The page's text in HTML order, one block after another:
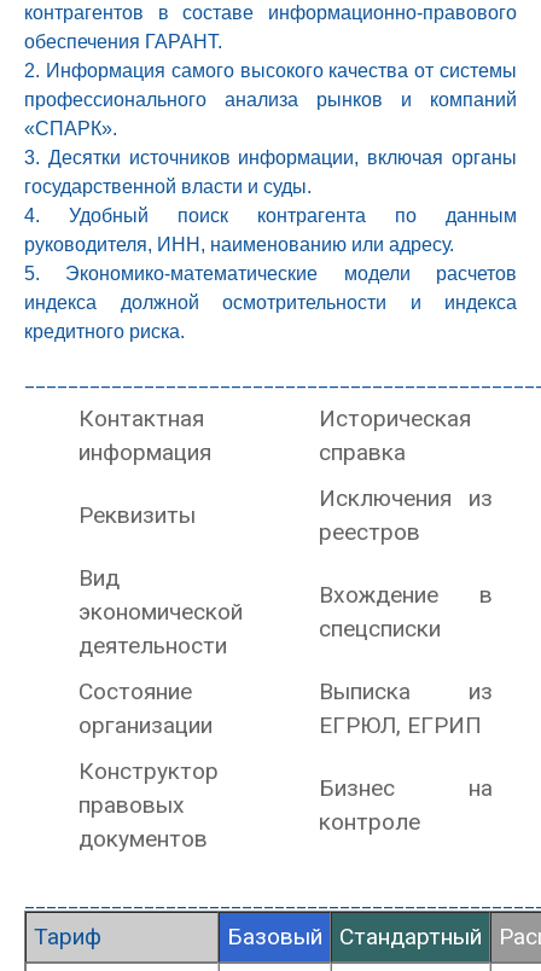
контрагентов в составе информационно-правового
обеспечения ГАРАНТ.
2. Информация самого высокого качества от системы
профессионального анализа рынков и компаний
«СПАРК».
3. Десятки источников информации, включая органы
государственной власти и суды.
4. Удобный поиск контрагента по данным
руководителя, ИНН, наименованию или адресу.
5. Экономико-математические модели расчетов
индекса должной осмотрительности и индекса
кредитного риска.
Контактная
информация
Историческая
справка
Реквизиты
Исключения из
реестров
Вид
экономической
деятельности
Вхождение в
спецсписки
Состояние
организации
Выписка из
ЕГРЮЛ, ЕГРИП
Конструктор
правовых
документов
Бизнес на
контроле
Тариф Базовый Стандартный